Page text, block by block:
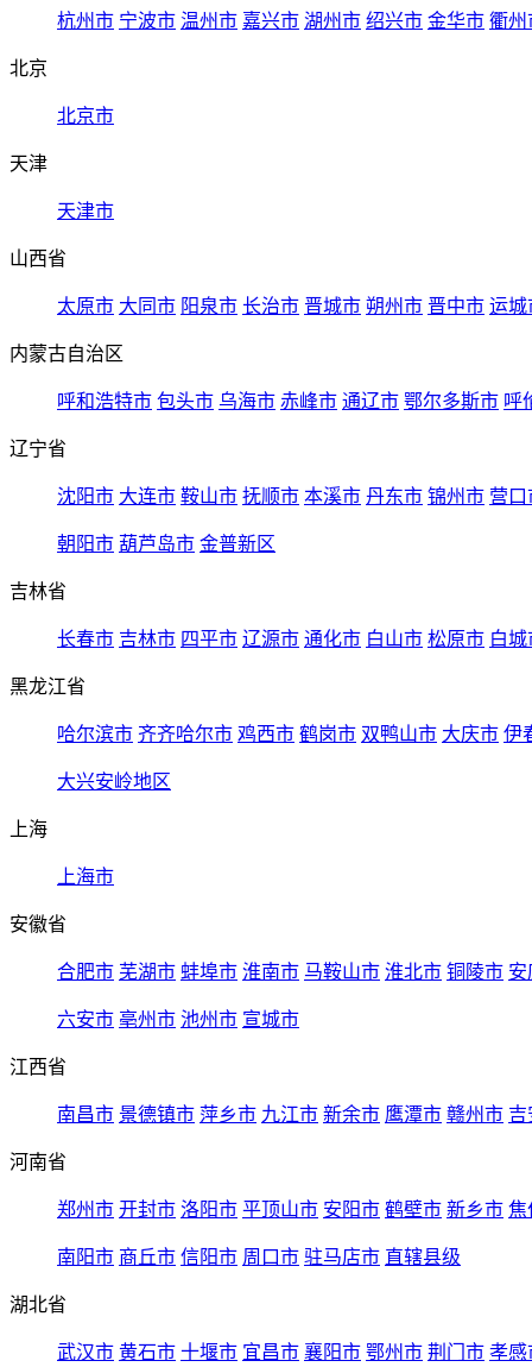
杭州市 宁波市 温州市 嘉兴市 湖州市 绍兴市 金华市 衢州
北京
北京市
天津
天津市
山西省
太原市 大同市 阳泉市 长治市 晋城市 朔州市 晋中市 运城
内蒙古自治区
呼和浩特市 包头市 乌海市 赤峰市 通辽市 鄂尔多斯市 呼
辽宁省
沈阳市 大连市 鞍山市 抚顺市 本溪市 丹东市 锦州市 营口
朝阳市 葫芦岛市 金普新区
吉林省
长春市 吉林市 四平市 辽源市 通化市 白山市 松原市 白城
黑龙江省
哈尔滨市 齐齐哈尔市 鸡西市 鹤岗市 双鸭山市 大庆市 伊
大兴安岭地区
上海
上海市
安徽省
合肥市 芜湖市 蚌埠市 淮南市 马鞍山市 淮北市 铜陵市 安
六安市 亳州市 池州市 宣城市
江西省
南昌市 景德镇市 萍乡市 九江市 新余市 鹰潭市 赣州市 吉
河南省
郑州市 开封市 洛阳市 平顶山市 安阳市 鹤壁市 新乡市 焦
南阳市 商丘市 信阳市 周口市 驻马店市 直辖县级
湖北省
武汉市 黄石市 十堰市 宜昌市 襄阳市 鄂州市 荆门市 孝感